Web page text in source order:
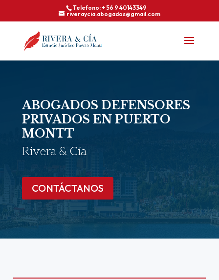
Telefono: + 56 9 40143349
riveraycia.abogados@gmail.com
ABOGADOS DEFENSORES
PRIVADOS EN PUERTO
MONTT
Rivera & Cía
CONTÁCTANOS